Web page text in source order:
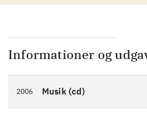
baptized Psalm 9".
Informationer og
2006 Musik (cd)